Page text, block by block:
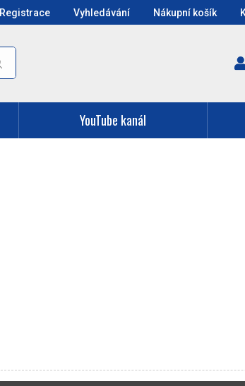
Registrace Vyhledávání Nákupní košík
YouTube kanál